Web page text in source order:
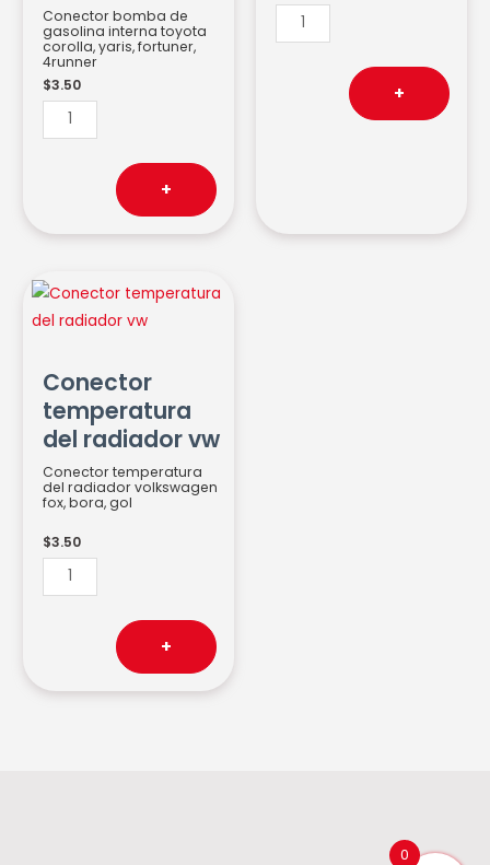
Conector bomba de
gasolina interna toyota
corolla, yaris, fortuner,
4runner
$3.50
+
+
Conector
temperatura
del radiador vw
Conector temperatura
del radiador volkswagen
fox, bora, gol
$3.50
Conector
temperatura
vw
cantidad
+
0